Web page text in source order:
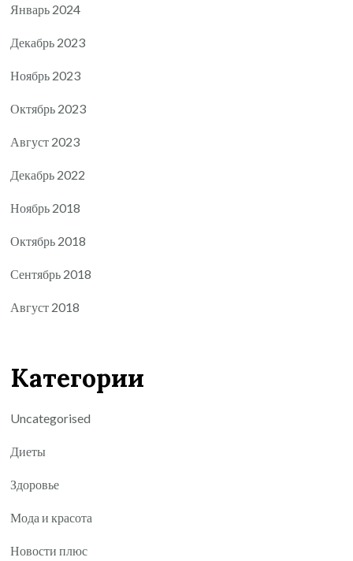
Январь 2024
Декабрь 2023
Ноябрь 2023
Октябрь 2023
Август 2023
Декабрь 2022
Ноябрь 2018
Октябрь 2018
Сентябрь 2018
Август 2018
Категории
Uncategorised
Диеты
Здоровье
Мода и красота
Новости плюс